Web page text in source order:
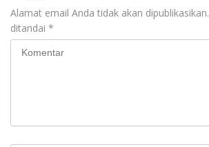
Alamat email Anda tidak akan dipublikasikan.
ditandai *